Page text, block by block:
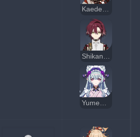
Kaedehara Kazuha